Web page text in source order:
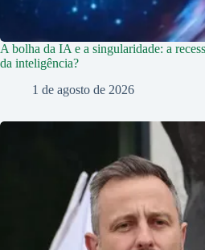
A bolha da IA e a singularidade: a
da inteligência?
1 de agosto de 2026